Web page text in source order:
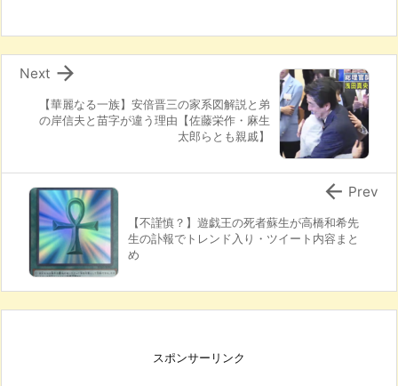
【華麗なる一族】安倍晋三の家系図解説と弟
の岸信夫と苗字が違う理由【佐藤栄作・麻生
太郎らとも親戚】

Next
【不謹慎？】遊戯王の死者蘇生が高橋和希先
生の訃報でトレンド入り・ツイート内容まと
め
 Prev
スポンサーリンク